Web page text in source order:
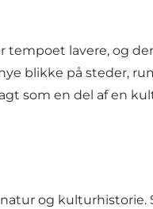
tempoet lavere, og
blikke på steder,
som en del af en
og kulturhistorie.